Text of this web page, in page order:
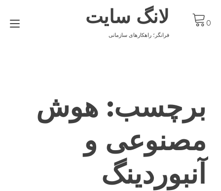
content
لانگ سایت
فرانگر؛ راهکارهای سازمانی
0
برچسب: هوش
مصنوعی و
آنبوردینگ